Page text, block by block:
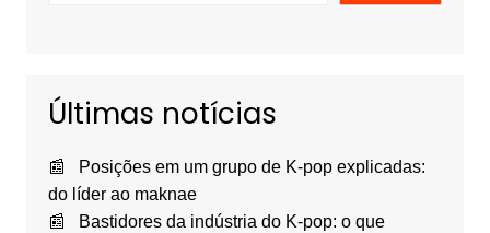
Últimas notícias
Posições em um grupo de K-pop explicadas:
do líder ao maknae
Bastidores da indústria do K-pop: o que